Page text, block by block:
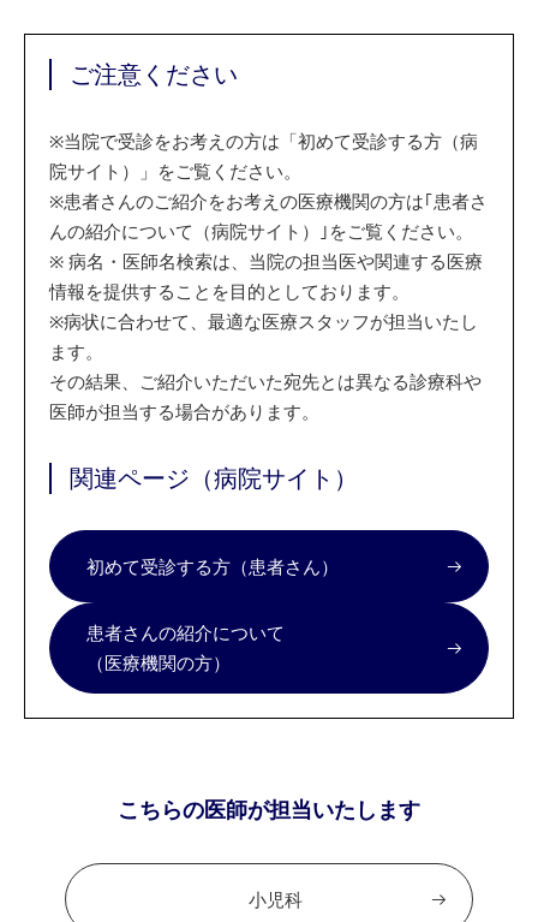
ご注意ください
※当院で受診をお考えの方は「初めて受診する方（病
院サイト）」をご覧ください。
※患者さんのご紹介をお考えの医療機関の方は｢患者さ
んの紹介について（病院サイト）｣をご覧ください。
※ 病名・医師名検索は、当院の担当医や関連する医療
情報を提供することを目的としております。
※病状に合わせて、最適な医療スタッフが担当いたし
ます。
その結果、ご紹介いただいた宛先とは異なる診療科や
医師が担当する場合があります。
関連ページ（病院サイト）
初めて受診する方（患者さん）
患者さんの紹介について
（医療機関の方）
こちらの医師が担当いたします
小児科